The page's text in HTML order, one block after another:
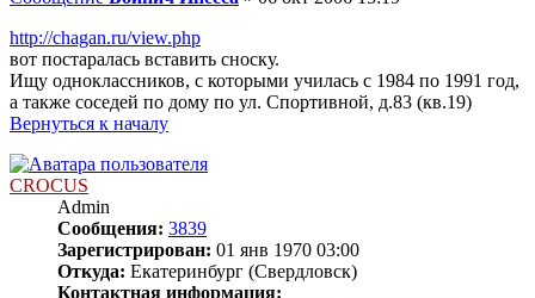
http://chagan.ru/view.php
вот постаралась вставить сноску.
Ищу одноклассников, с которыми училась с 1984 по 1991 год,
а также соседей по дому по ул. Спортивной, д.83 (кв.19)
Вернуться к началу
CROCUS
Admin
Сообщения: 3839
Зарегистрирован: 01 янв 1970 03:00
Откуда: Екатеринбург (Свердловск)
Контактная информация: